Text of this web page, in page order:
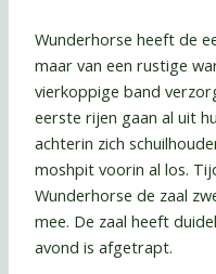
Wunderhorse heeft de
maar van een rustige
vierkoppige band
eerste rijen gaan al uit
achterin zich
moshpit voorin al los.
Wunderhorse de zaal
mee. De zaal heeft
avond is afgetrapt.